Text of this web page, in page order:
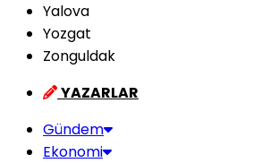
Yalova
Yozgat
Zonguldak
YAZARLAR
Gündem
Ekonomi